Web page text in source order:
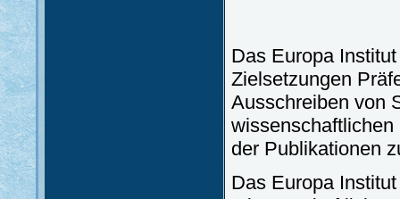
Das Europa
Zielsetzungen
Ausschreiben von
der Publikationen
Das Europa